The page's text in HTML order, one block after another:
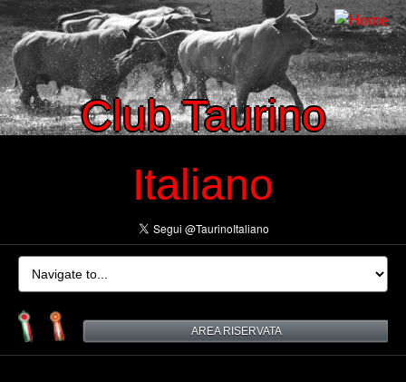
Club Taurino
Italiano
AREA RISERVATA